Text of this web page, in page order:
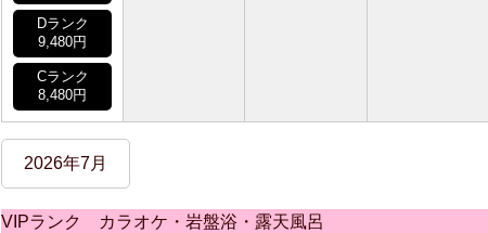
Dランク
9,480円
Cランク
8,480円
2026年7月
VIPランク カラオケ・岩盤浴・露天風呂